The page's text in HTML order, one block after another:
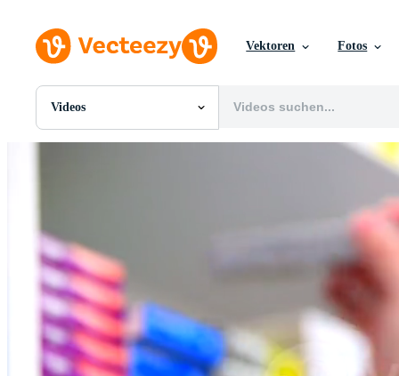
Vektoren Fotos
Videos
Alle Bilder
Vektoren
Videos
Motion Graphics
Redaktionelle Bilder
Redaktionelle Ereignisse